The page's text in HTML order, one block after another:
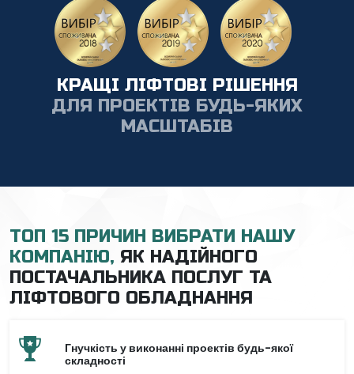
КРАЩІ ЛІФТОВІ РІШЕННЯ
ДЛЯ ПРОЕКТІВ БУДЬ-ЯКИХ
МАСШТАБІВ
ТОП 15 ПРИЧИН ВИБРАТИ НАШУ
КОМПАНІЮ, ЯК НАДІЙНОГО
ПОСТАЧАЛЬНИКА ПОСЛУГ ТА
ЛІФТОВОГО ОБЛАДНАННЯ
Гнучкість у виконанні проектів будь-якої
складності